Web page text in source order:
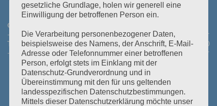
Öffnungszeiten Abhollager:
- 11:30 Uhr und 14:00 - 16:45 UhrFreitag:08:30 - 13:30 Uhr
Telefonische Erreichbarkeit:Montag bis Donnerstag:08:00
- 12:00 Uhr und 13:30 - 18:00 UhrFreitag:08:00 - 14:00 Uhr
gesetzliche Grundlage, holen wir generell eine
Einwilligung der betroffenen Person ein.
Die Verarbeitung personenbezogener Daten,
beispielsweise des Namens, der Anschrift, E-Mail-
Adresse oder Telefonnummer einer betroffenen
Person, erfolgt stets im Einklang mit der
Datenschutz-Grundverordnung und in
Übereinstimmung mit den für uns geltenden
landesspezifischen Datenschutzbestimmungen.
Mittels dieser Datenschutzerklärung möchte unser